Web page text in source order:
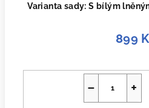
Varianta sady: S bílým
899
+
−